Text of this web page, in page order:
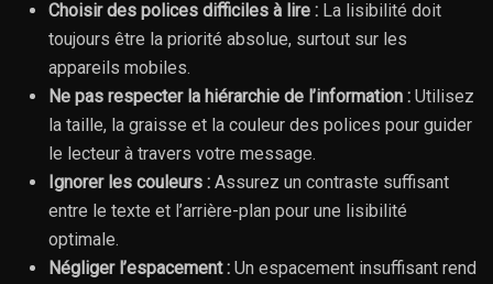
Choisir des polices difficiles à lire : La lisibilité doit
toujours être la priorité absolue, surtout sur les
appareils mobiles.
Ne pas respecter la hiérarchie de l’information : Utilisez
la taille, la graisse et la couleur des polices pour guider
le lecteur à travers votre message.
Ignorer les couleurs : Assurez un contraste suffisant
entre le texte et l’arrière-plan pour une lisibilité
optimale.
Négliger l’espacement : Un espacement insuffisant rend